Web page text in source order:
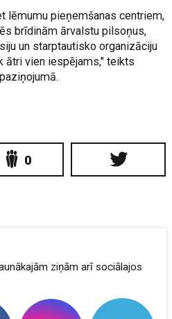
lēmumu pieņemšanas centriem,
brīdinām ārvalstu pilsoņus,
un starptautisko organizāciju
ātri vien iespējams," teikts
0
ziņām arī sociālajos